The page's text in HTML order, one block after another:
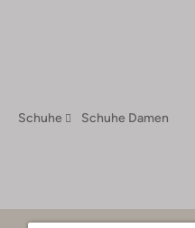
Schuhe Schuhe Damen